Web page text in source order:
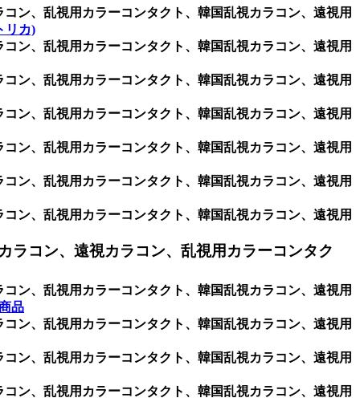
ン、乱視用カラーコンタクト、韓国乱視カラコン、遠視用
リカ)
ン、乱視用カラーコンタクト、韓国乱視カラコン、遠視用
ン、乱視用カラーコンタクト、韓国乱視カラコン、遠視用
ン、乱視用カラーコンタクト、韓国乱視カラコン、遠視用
ン、乱視用カラーコンタクト、韓国乱視カラコン、遠視用
ン、乱視用カラーコンタクト、韓国乱視カラコン、遠視用
ン、乱視用カラーコンタクト、韓国乱視カラコン、遠視用
ラコン、遠視カラコン、乱視用カラーコンタク
ン、乱視用カラーコンタクト、韓国乱視カラコン、遠視用
品
ン、乱視用カラーコンタクト、韓国乱視カラコン、遠視用
ン、乱視用カラーコンタクト、韓国乱視カラコン、遠視用
ン、乱視用カラーコンタクト、韓国乱視カラコン、遠視用